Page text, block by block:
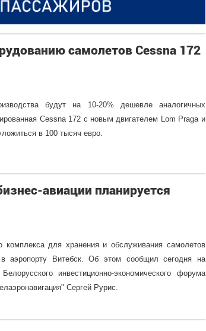
самолетов Cessna 172
будут на 10-20% дешевле аналогичных
Cessna 172 с новым двигателем Lom Praga и
в 100 тысяч евро.
авиации планируется
комплекса для хранения и обслуживания самолетов
в аэропорту Витебск. Об этом сообщил сегодня на
инвестиционно-экономического форума
Сергей Рурис.